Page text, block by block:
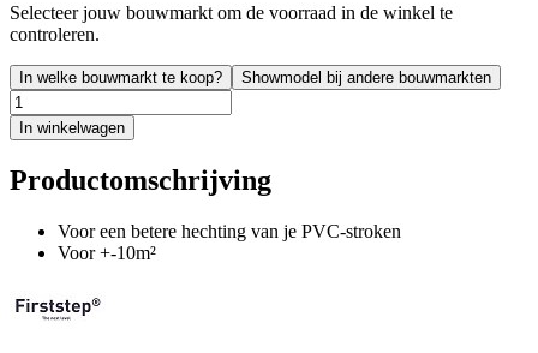
Selecteer jouw bouwmarkt om de voorraad in de winkel te
controleren.
In welke bouwmarkt te koop? Showmodel bij andere bouwmarkten
In winkelwagen
Productomschrijving
Voor een betere hechting van je PVC-stroken
Voor +-10m²